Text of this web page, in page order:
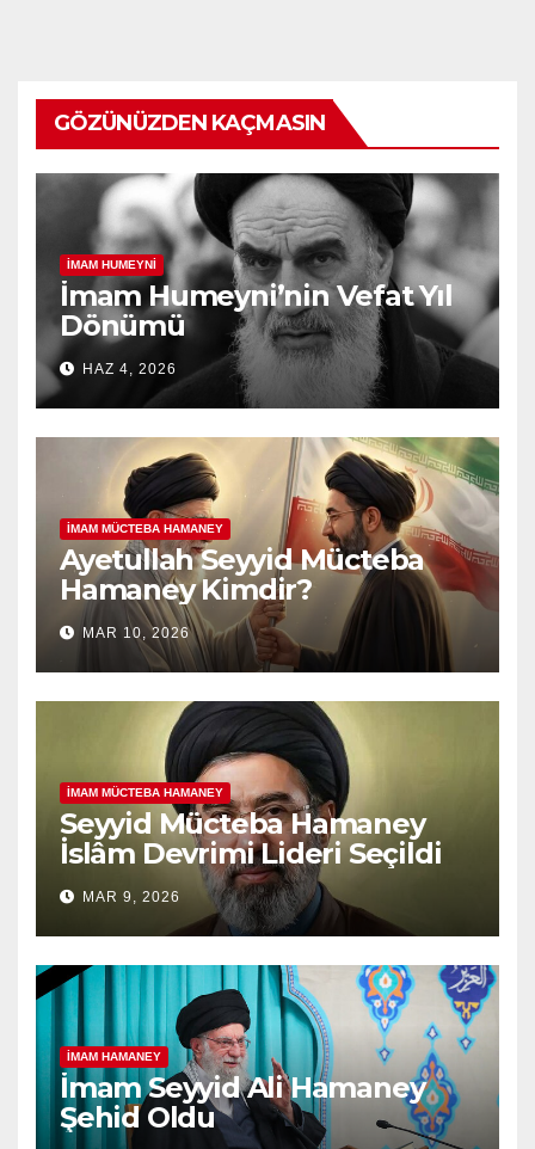
GÖZÜNÜZDEN KAÇMASIN
İMAM HUMEYNI
İmam Humeyni’nin Vefat Yıl
Dönümü
HAZ 4, 2026
İMAM MÜCTEBA HAMANEY
Ayetullah Seyyid Mücteba
Hamaney Kimdir?
MAR 10, 2026
İMAM MÜCTEBA HAMANEY
Seyyid Mücteba Hamaney
İslâm Devrimi Lideri Seçildi
MAR 9, 2026
İMAM HAMANEY
İmam Seyyid Ali Hamaney
Şehid Oldu